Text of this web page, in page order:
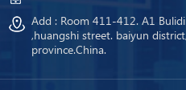
Add : Room 411-412. A1
,huangshi street. baiyun
province.China.